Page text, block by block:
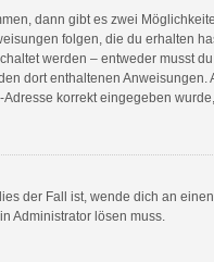
dann gibt es zwei
folgen, die du erhalten
werden – entweder musst
dort enthaltenen
korrekt eingegeben
der Fall ist, wende dich an
Administrator lösen muss.